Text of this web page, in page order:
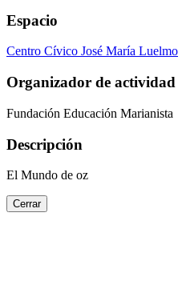
Espacio
Centro Cívico José María Luelmo
Organizador de actividad
Fundación Educación Marianista
Descripción
El Mundo de oz
Cerrar